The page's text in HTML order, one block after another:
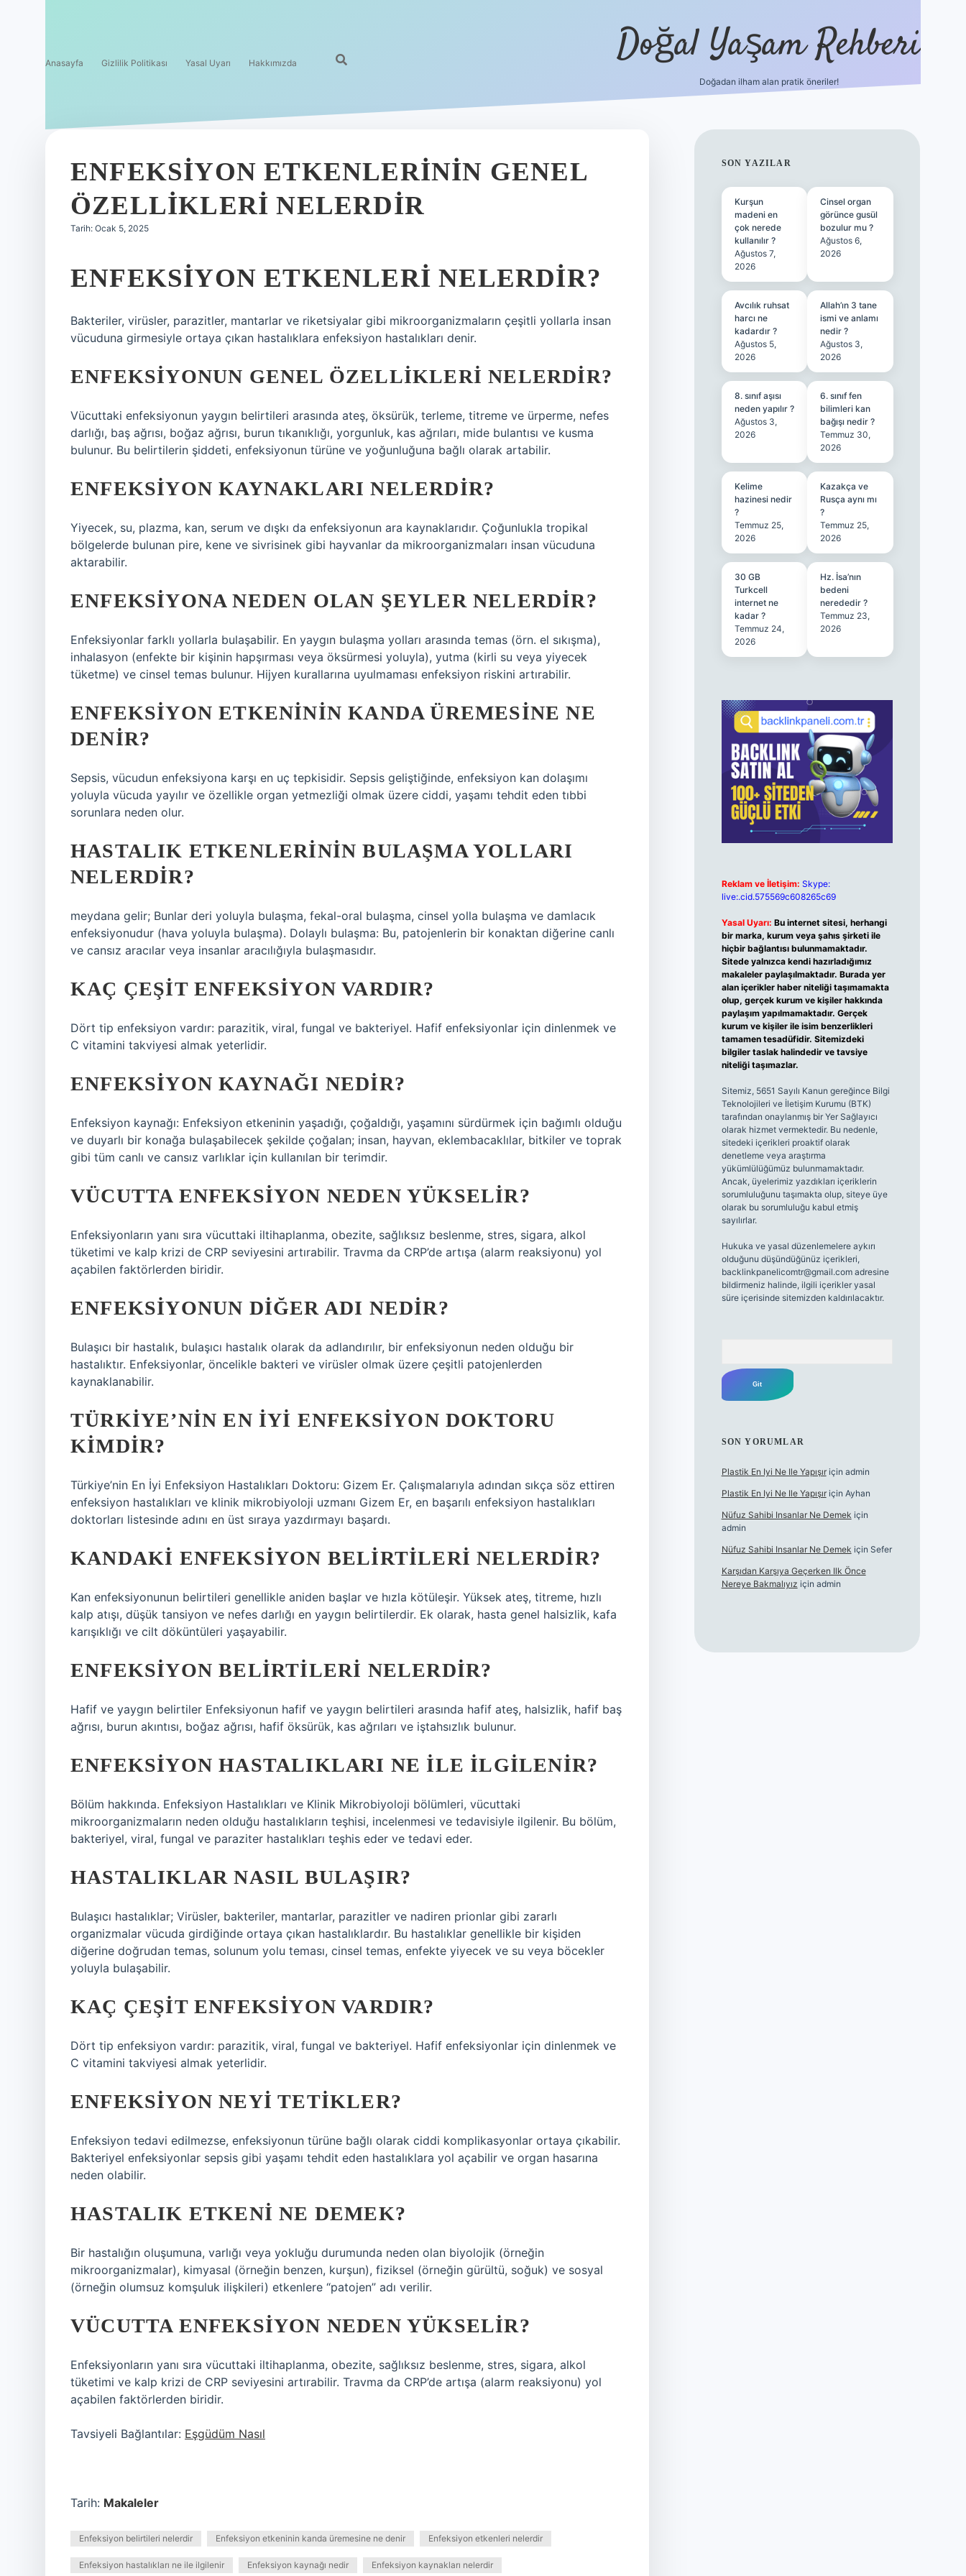
Anasayfa Gizlilik Politikası Yasal Uyarı Hakkımızda Doğal Yaşam Rehberi
Doğadan ilham alan pratik öneriler!
ENFEKSIYON ETKENLERININ GENEL
ÖZELLIKLERI NELERDIR
Tarih: Ocak 5, 2025
ENFEKSIYON ETKENLERI NELERDIR?
Bakteriler, virüsler, parazitler, mantarlar ve riketsiyalar gibi mikroorganizmaların çeşitli yollarla insan
vücuduna girmesiyle ortaya çıkan hastalıklara enfeksiyon hastalıkları denir.
ENFEKSIYONUN GENEL ÖZELLIKLERI NELERDIR?
Vücuttaki enfeksiyonun yaygın belirtileri arasında ateş, öksürük, terleme, titreme ve ürperme, nefes
darlığı, baş ağrısı, boğaz ağrısı, burun tıkanıklığı, yorgunluk, kas ağrıları, mide bulantısı ve kusma
bulunur. Bu belirtilerin şiddeti, enfeksiyonun türüne ve yoğunluğuna bağlı olarak artabilir.
ENFEKSIYON KAYNAKLARI NELERDIR?
Yiyecek, su, plazma, kan, serum ve dışkı da enfeksiyonun ara kaynaklarıdır. Çoğunlukla tropikal
bölgelerde bulunan pire, kene ve sivrisinek gibi hayvanlar da mikroorganizmaları insan vücuduna
aktarabilir.
ENFEKSIYONA NEDEN OLAN ŞEYLER NELERDIR?
Enfeksiyonlar farklı yollarla bulaşabilir. En yaygın bulaşma yolları arasında temas (örn. el sıkışma),
inhalasyon (enfekte bir kişinin hapşırması veya öksürmesi yoluyla), yutma (kirli su veya yiyecek
tüketme) ve cinsel temas bulunur. Hijyen kurallarına uyulmaması enfeksiyon riskini artırabilir.
ENFEKSIYON ETKENININ KANDA ÜREMESINE NE
DENIR?
Sepsis, vücudun enfeksiyona karşı en uç tepkisidir. Sepsis geliştiğinde, enfeksiyon kan dolaşımı
yoluyla vücuda yayılır ve özellikle organ yetmezliği olmak üzere ciddi, yaşamı tehdit eden tıbbi
sorunlara neden olur.
HASTALIK ETKENLERININ BULAŞMA YOLLARI
NELERDIR?
meydana gelir; Bunlar deri yoluyla bulaşma, fekal-oral bulaşma, cinsel yolla bulaşma ve damlacık
enfeksiyonudur (hava yoluyla bulaşma). Dolaylı bulaşma: Bu, patojenlerin bir konaktan diğerine canlı
ve cansız aracılar veya insanlar aracılığıyla bulaşmasıdır.
KAÇ ÇEŞIT ENFEKSIYON VARDIR?
Dört tip enfeksiyon vardır: parazitik, viral, fungal ve bakteriyel. Hafif enfeksiyonlar için dinlenmek ve
C vitamini takviyesi almak yeterlidir.
ENFEKSIYON KAYNAĞI NEDIR?
Enfeksiyon kaynağı: Enfeksiyon etkeninin yaşadığı, çoğaldığı, yaşamını sürdürmek için bağımlı olduğu
ve duyarlı bir konağa bulaşabilecek şekilde çoğalan; insan, hayvan, eklembacaklılar, bitkiler ve toprak
gibi tüm canlı ve cansız varlıklar için kullanılan bir terimdir.
VÜCUTTA ENFEKSIYON NEDEN YÜKSELIR?
Enfeksiyonların yanı sıra vücuttaki iltihaplanma, obezite, sağlıksız beslenme, stres, sigara, alkol
tüketimi ve kalp krizi de CRP seviyesini artırabilir. Travma da CRP’de artışa (alarm reaksiyonu) yol
açabilen faktörlerden biridir.
ENFEKSIYONUN DIĞER ADI NEDIR?
Bulaşıcı bir hastalık, bulaşıcı hastalık olarak da adlandırılır, bir enfeksiyonun neden olduğu bir
hastalıktır. Enfeksiyonlar, öncelikle bakteri ve virüsler olmak üzere çeşitli patojenlerden
kaynaklanabilir.
TÜRKIYE’NIN EN IYI ENFEKSIYON DOKTORU
KIMDIR?
Türkiye’nin En İyi Enfeksiyon Hastalıkları Doktoru: Gizem Er. Çalışmalarıyla adından sıkça söz ettiren
enfeksiyon hastalıkları ve klinik mikrobiyoloji uzmanı Gizem Er, en başarılı enfeksiyon hastalıkları
doktorları listesinde adını en üst sıraya yazdırmayı başardı.
KANDAKI ENFEKSIYON BELIRTILERI NELERDIR?
Kan enfeksiyonunun belirtileri genellikle aniden başlar ve hızla kötüleşir. Yüksek ateş, titreme, hızlı
kalp atışı, düşük tansiyon ve nefes darlığı en yaygın belirtilerdir. Ek olarak, hasta genel halsizlik, kafa
karışıklığı ve cilt döküntüleri yaşayabilir.
ENFEKSIYON BELIRTILERI NELERDIR?
Hafif ve yaygın belirtiler Enfeksiyonun hafif ve yaygın belirtileri arasında hafif ateş, halsizlik, hafif baş
ağrısı, burun akıntısı, boğaz ağrısı, hafif öksürük, kas ağrıları ve iştahsızlık bulunur.
ENFEKSIYON HASTALIKLARI NE ILE ILGILENIR?
Bölüm hakkında. Enfeksiyon Hastalıkları ve Klinik Mikrobiyoloji bölümleri, vücuttaki
mikroorganizmaların neden olduğu hastalıkların teşhisi, incelenmesi ve tedavisiyle ilgilenir. Bu bölüm,
bakteriyel, viral, fungal ve paraziter hastalıkları teşhis eder ve tedavi eder.
HASTALIKLAR NASIL BULAŞIR?
Bulaşıcı hastalıklar; Virüsler, bakteriler, mantarlar, parazitler ve nadiren prionlar gibi zararlı
organizmalar vücuda girdiğinde ortaya çıkan hastalıklardır. Bu hastalıklar genellikle bir kişiden
diğerine doğrudan temas, solunum yolu teması, cinsel temas, enfekte yiyecek ve su veya böcekler
yoluyla bulaşabilir.
KAÇ ÇEŞIT ENFEKSIYON VARDIR?
Dört tip enfeksiyon vardır: parazitik, viral, fungal ve bakteriyel. Hafif enfeksiyonlar için dinlenmek ve
C vitamini takviyesi almak yeterlidir.
ENFEKSIYON NEYI TETIKLER?
Enfeksiyon tedavi edilmezse, enfeksiyonun türüne bağlı olarak ciddi komplikasyonlar ortaya çıkabilir.
Bakteriyel enfeksiyonlar sepsis gibi yaşamı tehdit eden hastalıklara yol açabilir ve organ hasarına
neden olabilir.
HASTALIK ETKENI NE DEMEK?
Bir hastalığın oluşumuna, varlığı veya yokluğu durumunda neden olan biyolojik (örneğin
mikroorganizmalar), kimyasal (örneğin benzen, kurşun), fiziksel (örneğin gürültü, soğuk) ve sosyal
(örneğin olumsuz komşuluk ilişkileri) etkenlere “patojen” adı verilir.
VÜCUTTA ENFEKSIYON NEDEN YÜKSELIR?
Enfeksiyonların yanı sıra vücuttaki iltihaplanma, obezite, sağlıksız beslenme, stres, sigara, alkol
tüketimi ve kalp krizi de CRP seviyesini artırabilir. Travma da CRP’de artışa (alarm reaksiyonu) yol
açabilen faktörlerden biridir.
Tavsiyeli Bağlantılar: Eşgüdüm Nasıl
Tarih: Makaleler
Enfeksiyon belirtileri nelerdir Enfeksiyon etkeninin kanda üremesine ne denir Enfeksiyon etkenleri nelerdir
Enfeksiyon hastalıkları ne ile ilgilenir Enfeksiyon kaynağı nedir Enfeksiyon kaynakları nelerdir
SIDEBAR
SON YAZILAR
Kurşun
madeni en
çok nerede
kullanılır ?
Ağustos 7,
2026
Cinsel organ
görünce gusül
bozulur mu ?
Ağustos 6,
2026
Avcılık ruhsat
harcı ne
kadardır ?
Ağustos 5,
2026
Allah’ın 3 tane
ismi ve anlamı
nedir ?
Ağustos 3,
2026
8. sınıf aşısı
neden yapılır ?
Ağustos 3,
2026
6. sınıf fen
bilimleri kan
bağışı nedir ?
Temmuz 30,
2026
Kelime
hazinesi nedir
?
Temmuz 25,
2026
Kazakça ve
Rusça aynı mı
?
Temmuz 25,
2026
30 GB
Turkcell
internet ne
kadar ?
Temmuz 24,
2026
Hz. İsa’nın
bedeni
nerededir ?
Temmuz 23,
2026
Reklam ve İletişim: Skype:
live:.cid.575569c608265c69
Yasal Uyarı: Bu internet sitesi, herhangi
bir marka, kurum veya şahıs şirketi ile
hiçbir bağlantısı bulunmamaktadır.
Sitede yalnızca kendi hazırladığımız
makaleler paylaşılmaktadır. Burada yer
alan içerikler haber niteliği taşımamakta
olup, gerçek kurum ve kişiler hakkında
paylaşım yapılmamaktadır. Gerçek
kurum ve kişiler ile isim benzerlikleri
tamamen tesadüfidir. Sitemizdeki
bilgiler taslak halindedir ve tavsiye
niteliği taşımazlar.
Sitemiz, 5651 Sayılı Kanun gereğince Bilgi
Teknolojileri ve İletişim Kurumu (BTK)
tarafından onaylanmış bir Yer Sağlayıcı
olarak hizmet vermektedir. Bu nedenle,
sitedeki içerikleri proaktif olarak
denetleme veya araştırma
yükümlülüğümüz bulunmamaktadır.
Ancak, üyelerimiz yazdıkları içeriklerin
sorumluluğunu taşımakta olup, siteye üye
olarak bu sorumluluğu kabul etmiş
sayılırlar.
Hukuka ve yasal düzenlemelere aykırı
olduğunu düşündüğünüz içerikleri,
backlinkpanelicomtr@gmail.comadresine
bildirmeniz halinde, ilgili içerikler yasal
süre içerisinde sitemizden kaldırılacaktır.
SON YORUMLAR
Plastik En Iyi Ne Ile Yapışıriçin admin
Plastik En Iyi Ne Ile Yapışıriçin Ayhan
Nüfuz Sahibi Insanlar Ne Demek için
admin
Nüfuz Sahibi Insanlar Ne Demek için Sefer
Karşıdan Karşıya Geçerken Ilk Önce
Nereye Bakmalıyız için admin
hiltonbet